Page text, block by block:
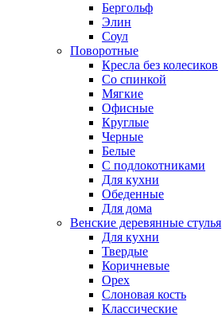
Бергольф
Элин
Соул
Поворотные
Кресла без колесиков
Со спинкой
Мягкие
Офисные
Круглые
Черные
Белые
С подлокотниками
Для кухни
Обеденные
Для дома
Венские деревянные стулья
Для кухни
Твердые
Коричневые
Орех
Слоновая кость
Классические